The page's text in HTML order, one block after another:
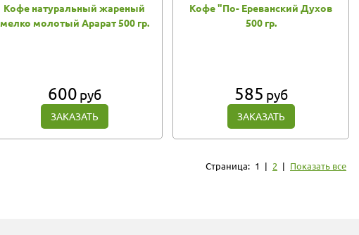
Кофе натуральный жареный
мелко молотый Арарат 500 гр.
600 руб
ЗАКАЗАТЬ
Кофе "По- Ереванский Духов
500 гр.
585 руб
ЗАКАЗАТЬ
Страница: 1 | 2 | Показать все